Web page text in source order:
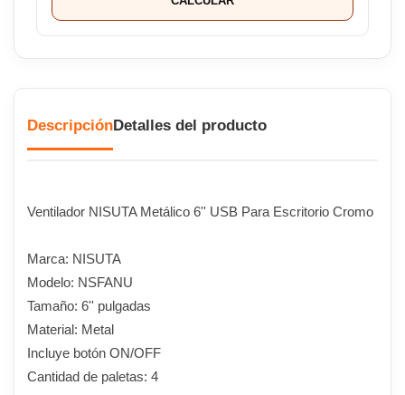
DescripciónDetalles del producto
Ventilador NISUTA Metálico 6'' USB Para Escritorio Cromo
Marca: NISUTA
Modelo: NSFANU
Tamaño: 6'' pulgadas
Material: Metal
Incluye botón ON/OFF
Cantidad de paletas: 4